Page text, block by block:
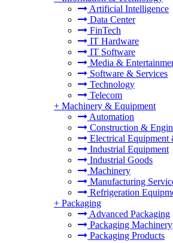
Artificial Intelligence
Data Center
FinTech
IT Hardware
IT Software
Media &
Software & Services
Technology
Telecom
+ Machinery & Equipment
Automation
Construction &
Electrical Equipment
Industrial Equipment
Industrial Goods
Machinery
Manufacturing
Refrigeration
+ Packaging
Advanced Packaging
Packaging Machinery
Packaging Products